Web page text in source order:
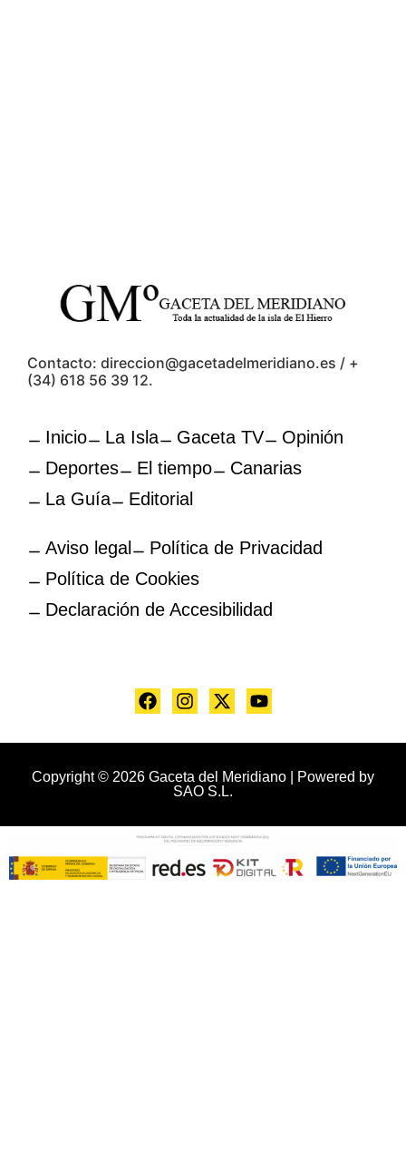
Contacto: direccion@gacetadelmeridiano.es / +
(34) 618 56 39 12.
Inicio La Isla Gaceta TV
Opinión
Deportes
El tiempo
Canarias
La Guía
Editorial
Aviso legal
Política de Privacidad
Política de Cookies
Declaración de Accesibilidad
Copyright © 2026 Gaceta del Meridiano | Powered by
SAO S.L.